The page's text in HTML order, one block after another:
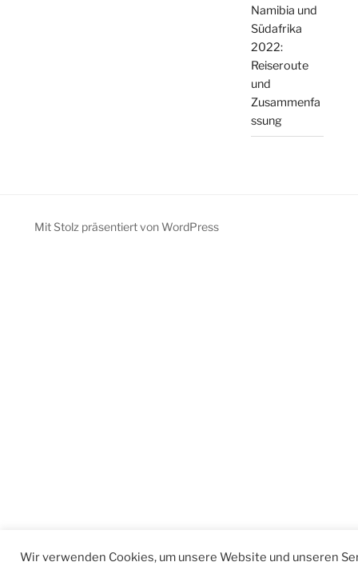
Namibia und
Südafrika
2022:
Reiseroute
und
Zusammenfa
ssung
Mit Stolz präsentiert von WordPress
Wir verwenden Cookies, um unsere Website und unseren